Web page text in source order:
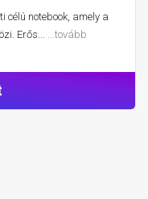
célú notebook, amely a
Erős... ...tovább